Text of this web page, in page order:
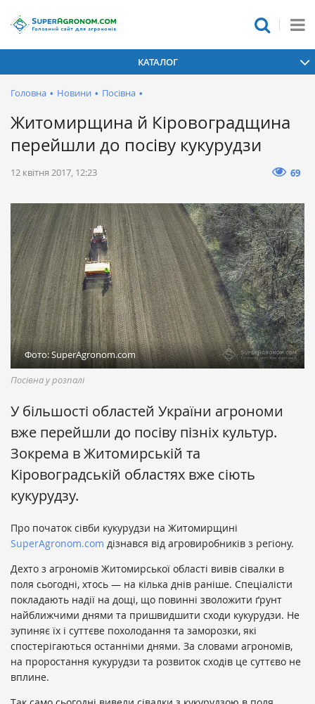
КАТАЛОГ
Головна • Новини • Посівна •
Житомирщина й Кіровоградщина
перейшли до посіву кукурудзи
12 квітня 2017, 12:23 69
Фото: SuperAgronom.com
Посівна у розпалі
У більшості областей України агрономи
вже перейшли до посіву пізніх культур.
Зокрема в Житомирській та
Кіровоградській областях вже сіють
кукурудзу.
Про початок сівби кукурудзи на Житомирщині
SuperAgronom.com дізнався від агровиробників з регіону.
Дехто з агрономів Житомирської області вивів сівалки в
поля сьогодні, хтось — на кілька днів раніше. Спеціалісти
покладають надії на дощі, що повинні зволожити ґрунт
найближчими днями та пришвидшити сходи кукурудзи. Не
зупиняє їх і суттєве похолодання та заморозки, які
спостерігаються останніми днями. За словами агрономів,
на проростання кукурудзи та розвиток сходів це суттєво не
вплине.